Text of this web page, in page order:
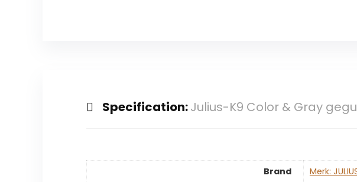
Specification:Julius-K9 Color & Gray
Brand Merk: